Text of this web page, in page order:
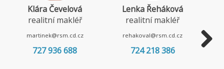
Klára Čevelová
realitní makléř
martinek@rsm.cd.cz
727 936 688
Lenka Řeháková
realitní makléř
rehakoval@rsm.cd.cz
724 218 386